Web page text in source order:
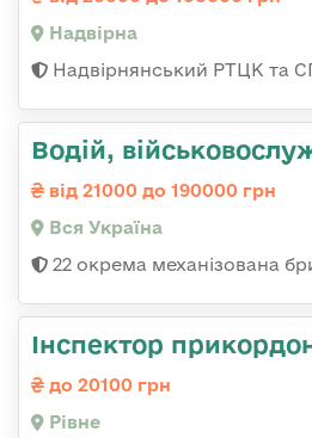
Надвірна
Надвірнянський РТЦК та
Водій,
від 21000 до 190000 грн
Вся Україна
22 окрема механізована
Інспектор
до 20100 грн
Рівне